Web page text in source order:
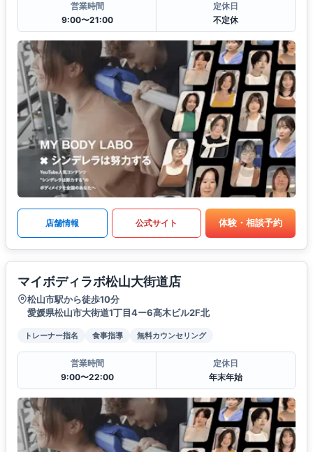
営業時間
9:00〜21:00
定休日
不定休
店舗情報 公式サイト 体験・相談予約
マイボディラボ松山大街道店
松山市駅から徒歩10分
愛媛県松山市大街道1丁目4ー6高木ビル2F北
トレーナー指名 食事指導 無料カウンセリング
営業時間
9:00〜22:00
定休日
年末年始